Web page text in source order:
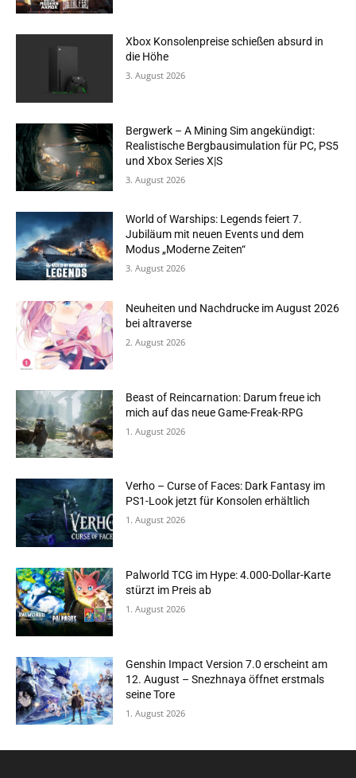
Xbox Konsolenpreise schießen absurd in
die Höhe
3. August 2026
Bergwerk – A Mining Sim angekündigt:
Realistische Bergbausimulation für PC, PS5
und Xbox Series X|S
3. August 2026
World of Warships: Legends feiert 7.
Jubiläum mit neuen Events und dem
Modus „Moderne Zeiten“
3. August 2026
Neuheiten und Nachdrucke im August 2026
bei altraverse
2. August 2026
Beast of Reincarnation: Darum freue ich
mich auf das neue Game-Freak-RPG
1. August 2026
Verho – Curse of Faces: Dark Fantasy im
PS1-Look jetzt für Konsolen erhältlich
1. August 2026
Palworld TCG im Hype: 4.000-Dollar-Karte
stürzt im Preis ab
1. August 2026
Genshin Impact Version 7.0 erscheint am
12. August – Snezhnaya öffnet erstmals
seine Tore
1. August 2026